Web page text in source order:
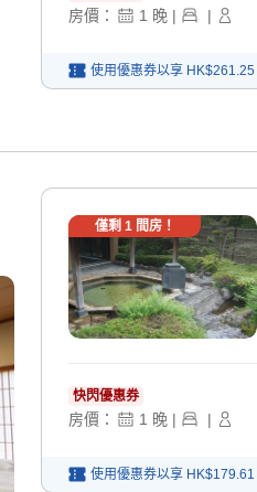
房價： 1 晚 | |
使用優惠券以享 HK$261.25
僅剩 1間房！
快閃優惠券
房價： 1 晚 | |
使用優惠券以享 HK$179.61